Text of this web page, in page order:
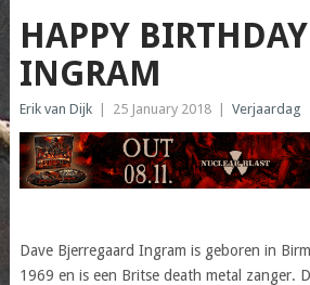
HAPPY
INGRAM
Erik van Dijk 25 January 2018 Verjaardag
Dave Bjerregaard Ingram is geboren in
1969 en is een Britse death metal zanger.